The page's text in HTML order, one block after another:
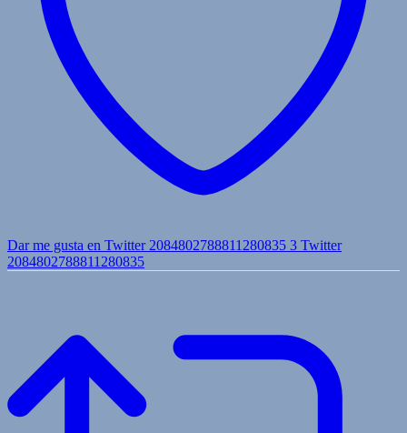
Dar me gusta en Twitter 2084802788811280835 3 Twitter
2084802788811280835